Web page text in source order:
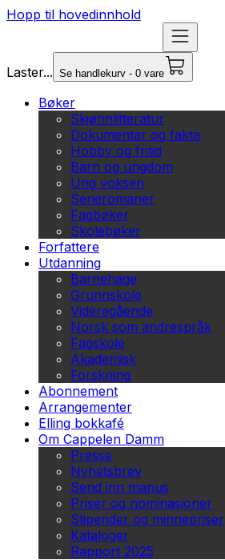
Hopp til hovedinnhold
Laster... Se handlekurv - 0 vare
Bøker
Skjønnlitteratur
Dokumentar og fakta
Hobby og fritid
Barn og ungdom
Ung voksen
Serieromaner
Fagbøker
Skolebøker
Forfattere
Utdanning
Barnehage
Grunnskole
Videregående
Norsk som andrespråk
Fagskole
Akademisk
Forskning
Abonnement
Arrangementer
Elling bokkafé
Om Cappelen Damm
Presse
Nyhetsbrev
Send inn manus
Priser og nominasjoner
Stipender og minnepriser
Kataloger
Rapport 2025